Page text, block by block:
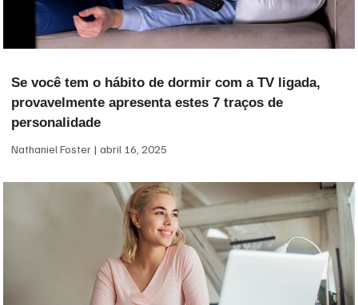
Se você tem o hábito de dormir com a TV ligada,
provavelmente apresenta estes 7 traços de
personalidade
Nathaniel Foster abril 16, 2025